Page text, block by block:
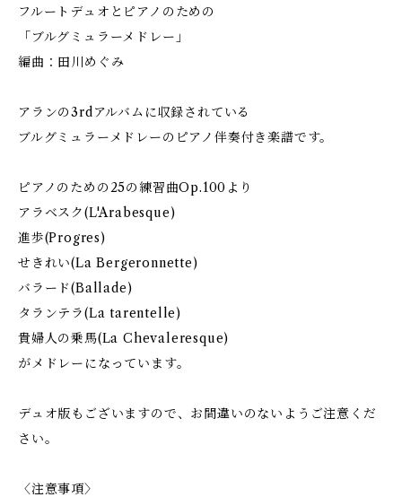
フルートデュオとピアノのための
「ブルグミュラーメドレー」
編曲：田川めぐみ
アランの3rdアルバムに収録されている
ブルグミュラーメドレーのピアノ伴奏付き楽譜です。
ピアノのための25の練習曲Op.100より
アラベスク(L'Arabesque)
進歩(Progres)
せきれい(La Bergeronnette)
バラード(Ballade)
タランテラ(La tarentelle)
貴婦人の乗馬(La Chevaleresque)
がメドレーになっています。
デュオ版もございますので、お間違いのないようご注意くだ
さい。
〈注意事項〉